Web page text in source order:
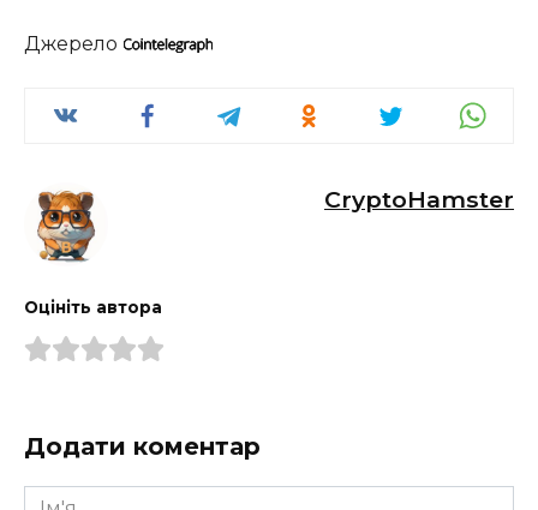
Джерело
CryptoHamster
Оцініть автора
Додати коментар
Ім'я